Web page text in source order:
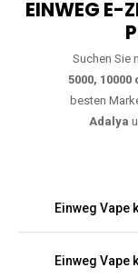
EINWEG E-
Suchen Sie
5000, 10000
besten
Adalya
Einweg Vape
Einweg Vape